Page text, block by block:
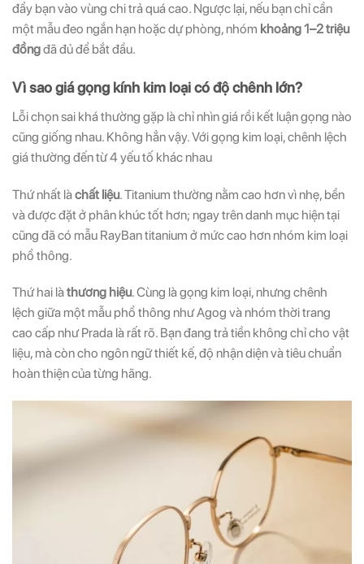
đẩy bạn vào vùng chi trả quá cao. Ngược lại, nếu bạn chỉ cần
một mẫu đeo ngắn hạn hoặc dự phòng, nhóm khoảng 1–2 triệu
đồngđã đủ để bắt đầu.
Vì sao giá gọng kính kim loại có độ chênh lớn?
Lỗi chọn sai khá thường gặp là chỉ nhìn giá rồi kết luận gọng nào
cũng giống nhau. Không hẳn vậy. Với gọng kim loại, chênh lệch
giá thường đến từ 4 yếu tố khác nhau
Thứ nhất làchất liệu. Titanium thường nằm cao hơn vì nhẹ, bền
và được đặt ở phân khúc tốt hơn; ngay trên danh mục hiện tại
cũng đã có mẫu RayBan titanium ở mức cao hơn nhóm kim loại
phổ thông.
Thứ hai làthương hiệu. Cùng là gọng kim loại, nhưng chênh
lệch giữa một mẫu phổ thông như Agog và nhóm thời trang
cao cấp như Prada là rất rõ. Bạn đang trả tiền không chỉ cho vật
liệu, mà còn cho ngôn ngữ thiết kế, độ nhận diện và tiêu chuẩn
hoàn thiện của từng hãng.